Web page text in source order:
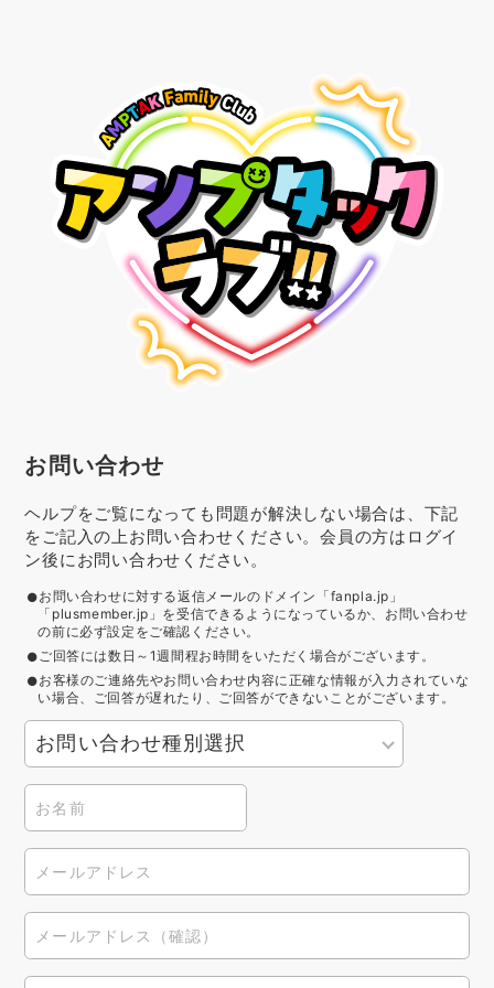
お問い合わせ
ヘルプをご覧になっても問題が解決しない場合は、下記
をご記入の上お問い合わせください。会員の方はログイ
ン後にお問い合わせください。
お問い合わせに対する返信メールのドメイン「fanpla.jp」
「plusmember.jp」を受信できるようになっているか、お問い合わせ
の前に必ず設定をご確認ください。
ご回答には数日～1週間程お時間をいただく場合がございます。
お客様のご連絡先やお問い合わせ内容に正確な情報が入力されていな
い場合、ご回答が遅れたり、ご回答ができないことがございます。